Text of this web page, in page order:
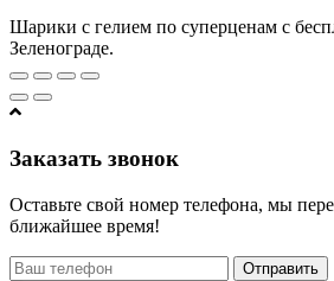
Шарики с гелием по суперценам с
Зеленограде.
Заказать звонок
Оставьте свой номер телефона, мы
ближайшее время!
Отправить